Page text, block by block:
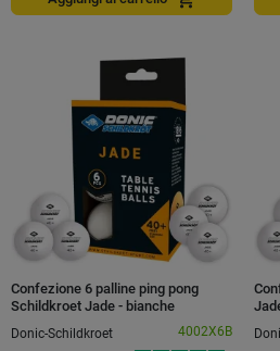
Confezione 6 palline ping pong
Schildkroet Jade - bianche
Donic-Schildkroet
4002X6B